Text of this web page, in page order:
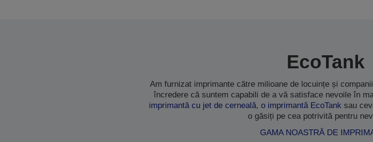
EcoTank
Am furnizat imprimante către milioane de locuințe și
încredere că suntem capabili de a vă satisface nevoile în
imprimantă cu jet de cerneală, o imprimantă EcoTank sau
o găsiți pe cea potrivită pentru
GAMA NOASTRĂ DE